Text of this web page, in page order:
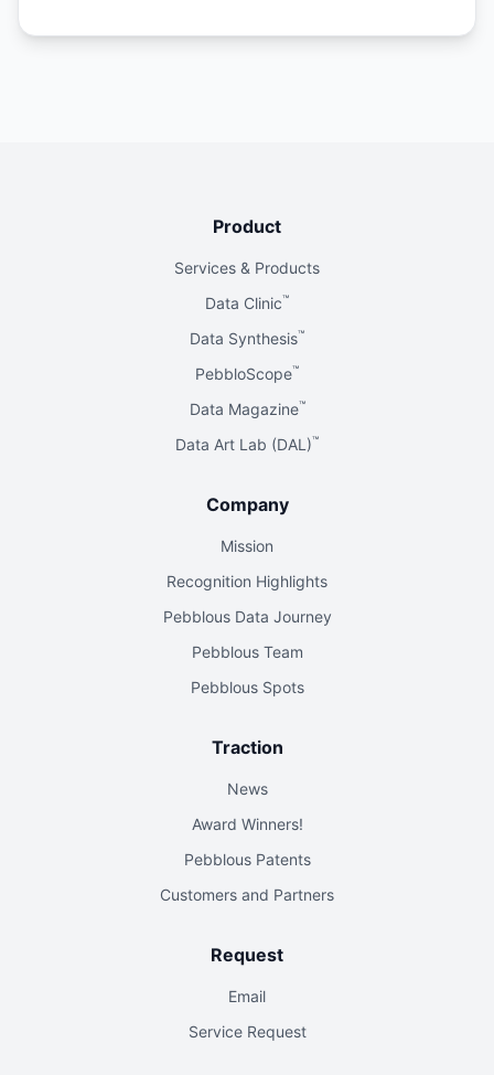
Product
Services & Products
Data Clinic™
Data Synthesis™
PebbloScope™
Data Magazine™
Data Art Lab (DAL)™
Company
Mission
Recognition Highlights
Pebblous Data Journey
Pebblous Team
Pebblous Spots
Traction
News
Award Winners!
Pebblous Patents
Customers and Partners
Request
Email
Service Request